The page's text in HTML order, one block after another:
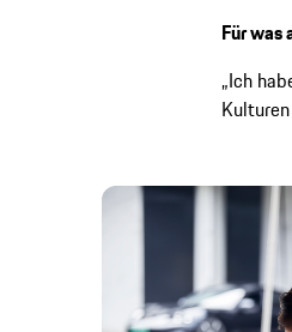
Für was
„Ich